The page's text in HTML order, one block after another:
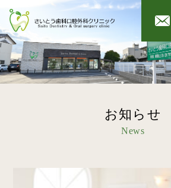
お知らせ
News